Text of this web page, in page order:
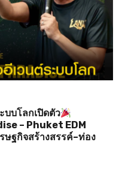
บบโลกเปิดตัว
– Phuket EDM
ฐกิจสร้างสรรค์–ท่อง